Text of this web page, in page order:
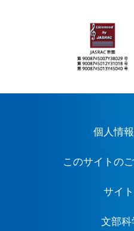
個人情
このサイトの
サイ
文部科